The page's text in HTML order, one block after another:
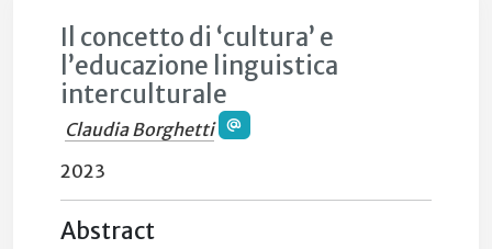
Il concetto di ‘cultura’ e
l’educazione linguistica
interculturale
Claudia Borghetti
2023
Abstract